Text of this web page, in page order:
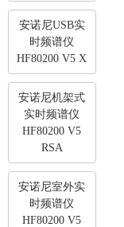
安诺尼USB实
时频谱仪
HF80200 V5 X
安诺尼机架式
实时频谱仪
HF80200 V5
RSA
安诺尼室外实
时频谱仪
HF80200 V5